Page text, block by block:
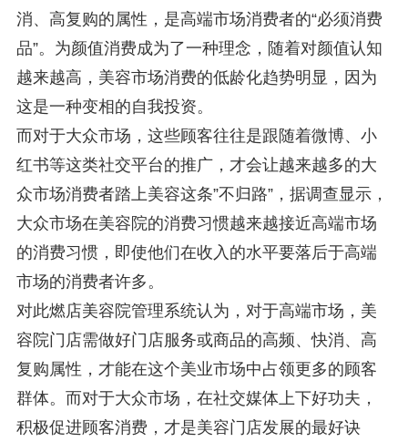
消、高复购的属性，是高端市场消费者的“必须消费
品”。为颜值消费成为了一种理念，随着对颜值认知
越来越高，美容市场消费的低龄化趋势明显，因为
这是一种变相的自我投资。
而对于大众市场，这些顾客往往是跟随着微博、小
红书等这类社交平台的推广，才会让越来越多的大
众市场消费者踏上美容这条”不归路”，据调查显示，
大众市场在美容院的消费习惯越来越接近高端市场
的消费习惯，即使他们在收入的水平要落后于高端
市场的消费者许多。
对此燃店美容院管理系统认为，对于高端市场，美
容院门店需做好门店服务或商品的高频、快消、高
复购属性，才能在这个美业市场中占领更多的顾客
群体。而对于大众市场，在社交媒体上下好功夫，
积极促进顾客消费，才是美容门店发展的最好诀